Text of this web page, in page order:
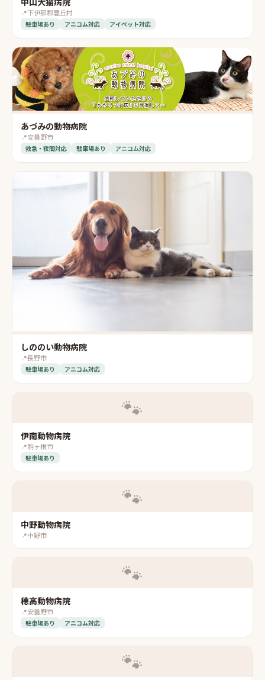
📍下伊那郡豊丘村
駐車場あり アニコム対応 アイペット対応
あづみの動物病院
📍安曇野市
救急・夜間対応 駐車場あり アニコム対応
しののい動物病院
📍長野市
駐車場あり アニコム対応
🐾
伊南動物病院
📍駒ヶ根市
駐車場あり
🐾
中野動物病院
📍中野市
🐾
穂高動物病院
📍安曇野市
駐車場あり アニコム対応
🐾